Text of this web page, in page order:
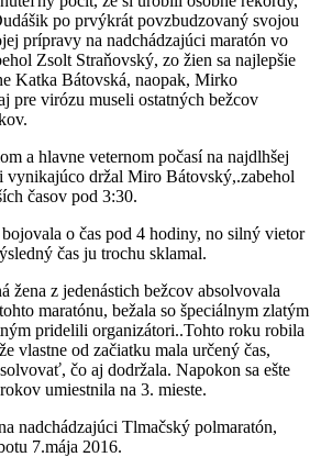
po prvýkrát povzbudzovaný svojou
prípravy na nadchádzajúci maratón vo
Zsolt Straňovský, zo žien sa najlepšie
Katka Bátovská, naopak, Mirko
pre virózu museli ostatných bežcov
a hlavne veternom počasí na najdlhšej
vynikajúco držal Miro Bátovský,.zabehol
časov pod 3:30.
o čas pod 4 hodiny, no silný vietor
čas ju trochu sklamal.
žena z jedenástich bežcov absolvovala
maratónu, bežala so špeciálnym zlatým
pridelili organizátori..Tohto roku robila
vlastne od začiatku mala určený čas,
čo aj dodržala. Napokon sa ešte
umiestnila na 3. mieste.
nadchádzajúci Tlmačský polmaratón,
7.mája 2016.